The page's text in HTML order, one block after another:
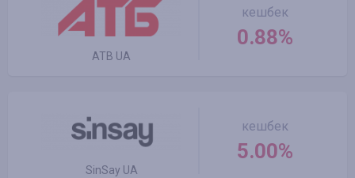
ATB UA
кешбек
0.88%
SinSay UA
кешбек
5.00%